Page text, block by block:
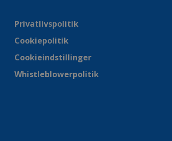
Privatlivspolitik
Cookiepolitik
Cookieindstillinger
Whistleblowerpolitik